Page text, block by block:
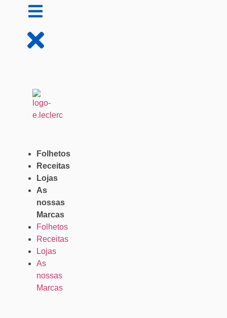
Folhetos
Receitas
Lojas
As
nossas
Marcas
Folhetos
Receitas
Lojas
As
nossas
Marcas